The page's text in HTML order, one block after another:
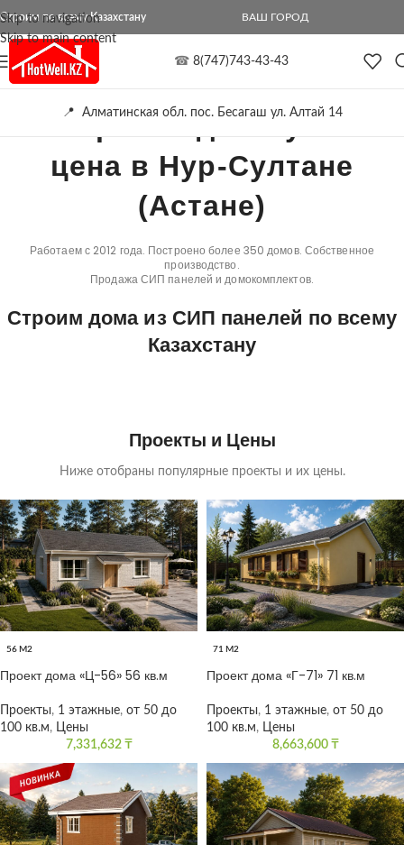
Skip to navigation
Skip to main content
Строим по всему Казахстану ВАШ ГОРОД
☎ 8(747)743-43-43
📍 Алматинская обл. пос. Бесагаш ул. Алтай 14
Построить дом лучшая
цена в Нур-Султане
(Астане)
Работаем с 2012 года. Построено более 350 домов. Собственное
производство.
Продажа СИП панелей и домокомплектов.
Строим дома из СИП панелей по всему
Казахстану
Проекты и Цены
Ниже отобраны популярные проекты и их цены.
56 М2
Проект дома «Ц-56» 56 кв.м
Проекты, 1 этажные, от 50 до
100 кв.м, Цены
7,331,632 ₸
71 М2
Проект дома «Г-71» 71 кв.м
Проекты, 1 этажные, от 50 до
100 кв.м, Цены
8,663,600 ₸